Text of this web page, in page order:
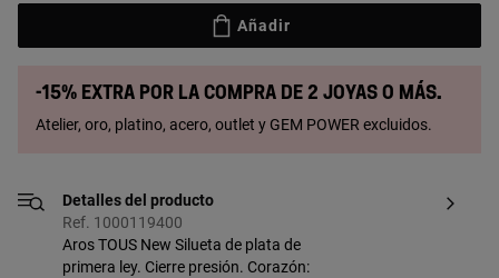
Añadir
-15% extra por la compra de 2 joyas o más.
Atelier, oro, platino, acero, outlet y GEM POWER excluidos.
Detalles del producto
Ref. 1000119400
Aros TOUS New Silueta de plata de
primera ley. Cierre presión. Corazón: